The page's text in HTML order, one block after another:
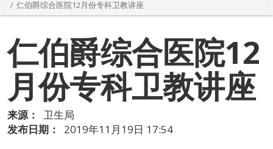
仁伯爵综合医院12月份专科卫教讲座
仁伯爵综合医院12
月份专科卫教讲座
来源：
卫生局
发布日期：
2019年11月19日 17:54